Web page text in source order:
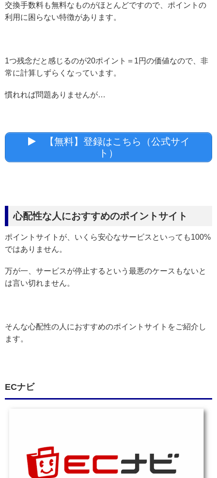
交換手数料も無料なものがほとんどですので、ポイントの
利用に困らない特徴があります。
1つ残念だと感じるのが20ポイント＝1円の価値なので、非
常に計算しずらくなっています。
慣れれば問題ありませんが…
【無料】登録はこちら（公式サイ
ト）
心配性な人におすすめのポイントサイト
ポイントサイトが、いくら安心なサービスといっても100%
ではありません。
万が一、サービスが停止するという最悪のケースもないと
は言い切れません。
そんな心配性の人におすすめのポイントサイトをご紹介し
ます。
ECナビ